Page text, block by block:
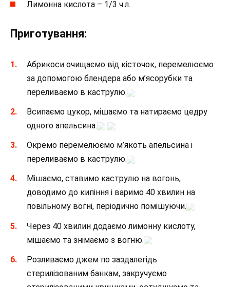
Лимонна кислота – 1/3 ч.л.
Приготування:
Абрикоси очищаємо від кісточок, перемелюємо
за допомогою блендера або м’ясорубки та
переливаємо в каструлю.
Всипаємо цукор, мішаємо та натираємо цедру
одного апельсина.
Окремо перемелюємо м’якоть апельсина і
переливаємо в каструлю.
Мішаємо, ставимо каструлю на вогонь,
доводимо до кипіння і варимо 40 хвилин на
повільному вогні, періодично помішуючи.
Через 40 хвилин додаємо лимонну кислоту,
мішаємо та знімаємо з вогню.
Розливаємо джем по заздалегідь
стерилізованим банкам, закручуємо